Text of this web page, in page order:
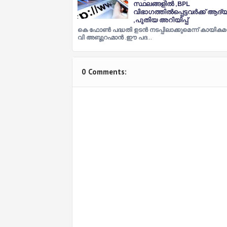
സ്ഥലങ്ങളിൽ ,BPL
വിഭാഗത്തിൽപ്പെട്ടവർക്ക്
,പുതിയ അറിയിപ്പ്
കെ ഫോൺ പദ്ധതി ഉടൻ നടപ്പിലാക്കുമെന്ന്
വി അബ്ദുറഹ്മാൻ .ഈ പദ…
0 Comments: